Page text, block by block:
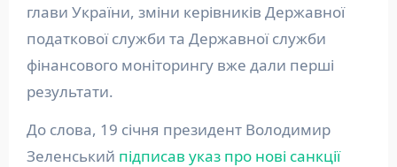
глави України, зміни керівників Державної
податкової служби та Державної служби
фінансового моніторингу вже дали перші
результати.
До слова, 19 січня президент Володимир
Зеленський підписав указ про нові санкції